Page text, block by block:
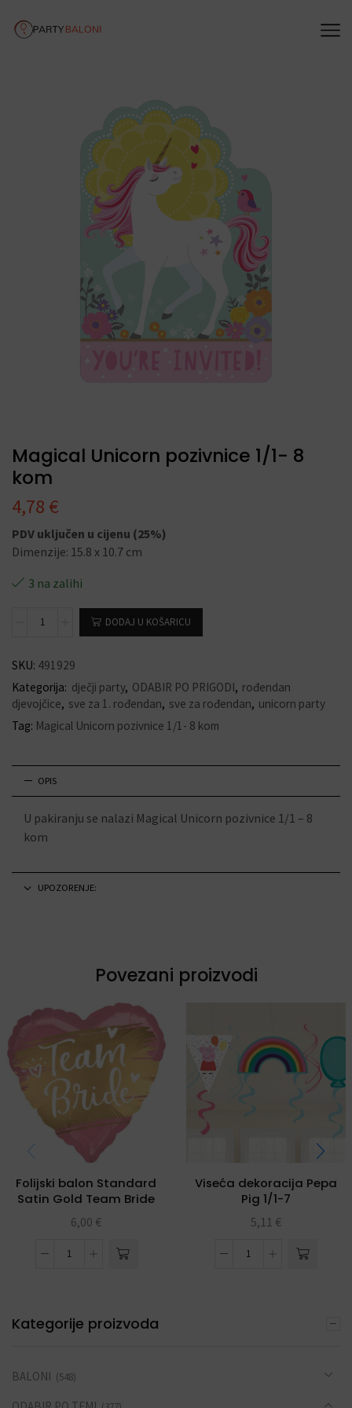
Magical Unicorn pozivnice 1/1- 8
kom
4,78 €
PDV uključen u cijenu (25%)
Dimenzije: 15.8 x 10.7 cm
3 na zalihi
DODAJ U KOŠARICU
SKU: 491929
Kategorija: dječji party, ODABIR PO PRIGODI, rođendan
djevojčice, sve za 1. rođendan, sve za rođendan, unicorn party
Tag: Magical Unicorn pozivnice 1/1- 8 kom
OPIS
U pakiranju se nalazi Magical Unicorn pozivnice 1/1 – 8
kom
UPOZORENJE:
Povezani proizvodi
Folijski balon Standard
Satin Gold Team Bride
6,00 €
Viseća dekoracija Pepa
Pig 1/1-7
5,11 €
Kategorije proizvoda
BALONI (548)